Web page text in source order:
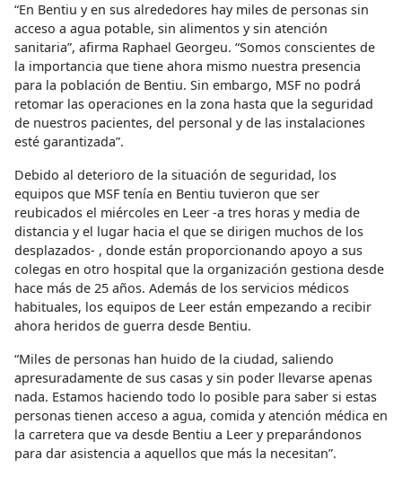
“En Bentiu y en sus alrededores hay miles de personas sin
acceso a agua potable, sin alimentos y sin atención
sanitaria”, afirma Raphael Georgeu. “Somos conscientes de
la importancia que tiene ahora mismo nuestra presencia
para la población de Bentiu. Sin embargo, MSF no podrá
retomar las operaciones en la zona hasta que la seguridad
de nuestros pacientes, del personal y de las instalaciones
esté garantizada”.
Debido al deterioro de la situación de seguridad, los
equipos que MSF tenía en Bentiu tuvieron que ser
reubicados el miércoles en Leer -a tres horas y media de
distancia y el lugar hacia el que se dirigen muchos de los
desplazados- , donde están proporcionando apoyo a sus
colegas en otro hospital que la organización gestiona desde
hace más de 25 años. Además de los servicios médicos
habituales, los equipos de Leer están empezando a recibir
ahora heridos de guerra desde Bentiu.
“Miles de personas han huido de la ciudad, saliendo
apresuradamente de sus casas y sin poder llevarse apenas
nada. Estamos haciendo todo lo posible para saber si estas
personas tienen acceso a agua, comida y atención médica en
la carretera que va desde Bentiu a Leer y preparándonos
para dar asistencia a aquellos que más la necesitan”.